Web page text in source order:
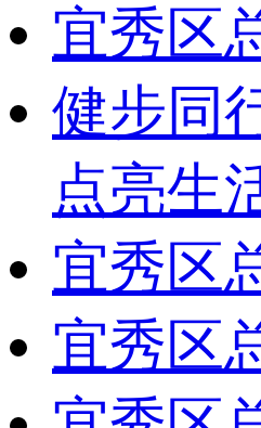
宜秀区
健步同
点亮生
宜秀区
宜秀区